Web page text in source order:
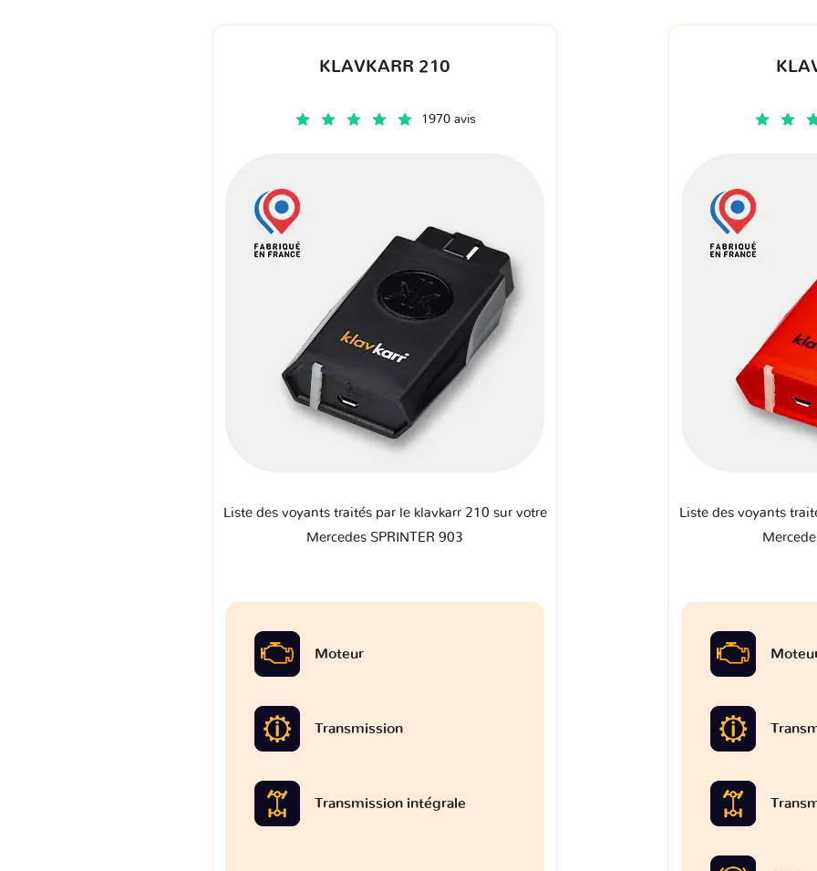
KLAVKARR 210
1970 avis
Liste des voyants traités par le klavkarr 210 sur votre
Mercedes SPRINTER 903
Moteur
Transmission
Transmission intégrale
Liste des voyants